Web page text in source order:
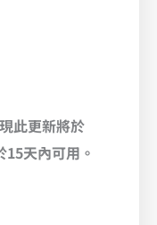
此更新將於
天內可用。